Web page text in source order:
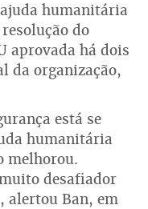
humanitária
do
aprovada há dois
da organização,
está se
humanitária
melhorou.
desafiador
alertou Ban, em